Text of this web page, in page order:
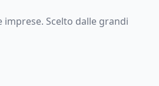
imprese. Scelto dalle grandi